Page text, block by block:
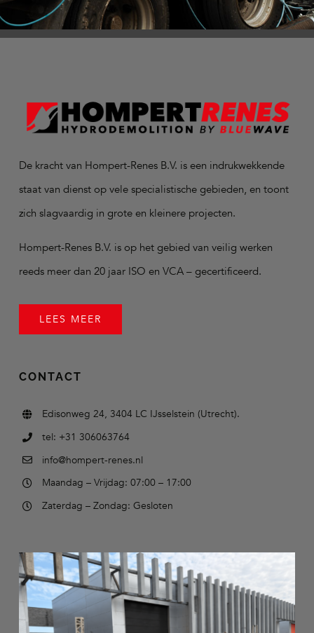
De kracht van Hompert-Renes B.V. is een indrukwekkende
staat van dienst op vele specialistische gebieden, en toont
zich slagvaardig in grote en kleinere projecten.
Hompert-Renes B.V. is op het gebied van veilig werken
reeds meer dan 20 jaar ISO en VCA – gecertificeerd.
LEES MEER
CONTACT
Edisonweg 24, 3404 LC IJsselstein (Utrecht).
tel: +31 306063764
info@hompert-renes.nl
Maandag – Vrijdag: 07:00 – 17:00
Zaterdag – Zondag: Gesloten